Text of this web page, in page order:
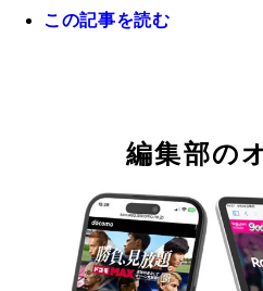
Googleは生体認証で
パスキーが採用され
幅に向上。パスキー
この記事を読む
編集部の